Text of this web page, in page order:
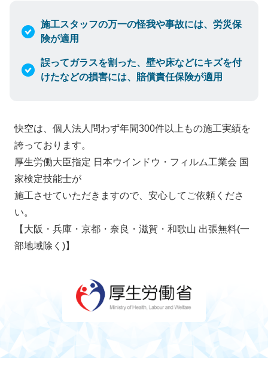
施工スタッフの万一の怪我や事故には、労災保
険が適用
誤ってガラスを割った、壁や床などにキズを付
けたなどの損害には、賠償責任保険が適用
快空は、個人法人問わず年間300件以上もの施工実績を
誇っております。
厚生労働大臣指定 日本ウインドウ・フィルム工業会 国
家検定技能士が
施工させていただきますので、安心してご依頼くださ
い。
【大阪・兵庫・京都・奈良・滋賀・和歌山 出張無料(一
部地域除く)】